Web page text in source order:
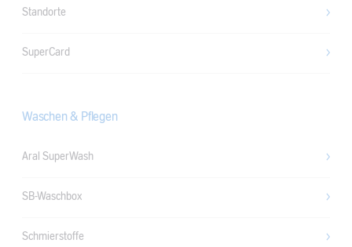
Standorte
SuperCard
Waschen & Pflegen
Aral SuperWash
SB-Waschbox
Schmierstoffe